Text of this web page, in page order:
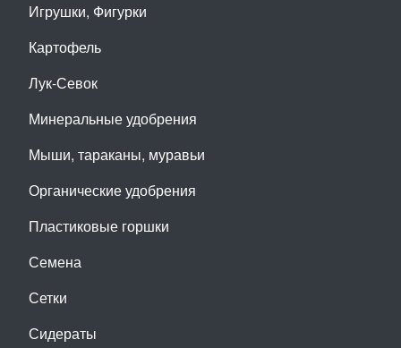
Игрушки, Фигурки
Картофель
Лук-Севок
Минеральные удобрения
Мыши, тараканы, муравьи
Органические удобрения
Пластиковые горшки
Семена
Сетки
Сидераты